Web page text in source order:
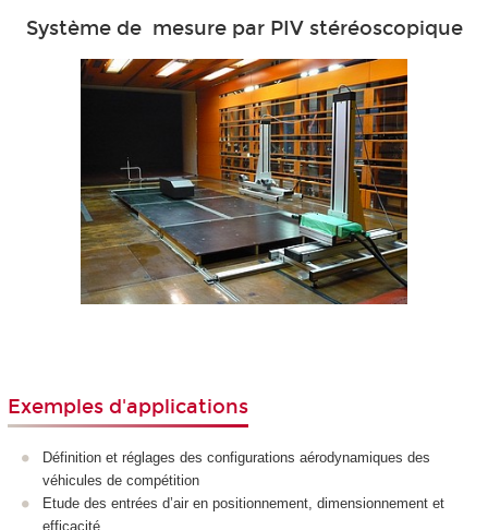
Système de mesure par PIV stéréoscopique
Exemples d'applications
Définition et réglages des configurations aérodynamiques des
véhicules de compétition
Etude des entrées d’air en positionnement, dimensionnement et
efficacité